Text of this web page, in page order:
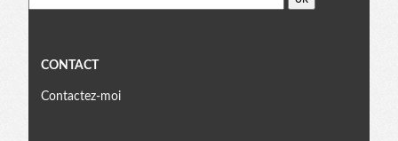
CONTACT
Contactez-moi